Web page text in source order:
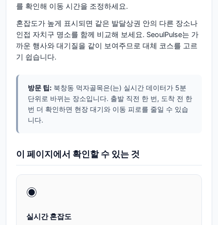
를 확인해 이동 시간을 조정하세요.
혼잡도가 높게 표시되면 같은 발달상권 안의 다른 장소나
인접 자치구 명소를 함께 비교해 보세요. SeoulPulse는 가
까운 행사와 대기질을 같이 보여주므로 대체 코스를 고르
기 쉽습니다.
방문 팁: 북창동 먹자골목은(는) 실시간 데이터가 5분
단위로 바뀌는 장소입니다. 출발 직전 한 번, 도착 전 한
번 더 확인하면 현장 대기와 이동 피로를 줄일 수 있습
니다.
이 페이지에서 확인할 수 있는 것
◉
실시간 혼잡도